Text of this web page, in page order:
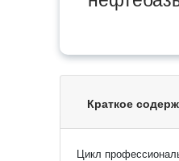
Краткое
Цикл